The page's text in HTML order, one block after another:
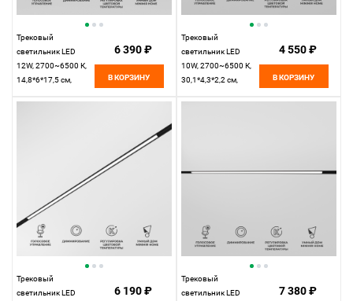
Трековый
светильник LED
12W, 2700~6500 К,
14,8*6*17,5 см,
6 390 ₽
В КОРЗИНУ
Трековый
светильник LED
10W, 2700~6500 К,
30,1*4,3*2,2 см,
4 550 ₽
В КОРЗИНУ
Трековый
светильник LED
6 190 ₽
Трековый
светильник LED
7 380 ₽